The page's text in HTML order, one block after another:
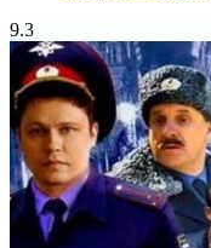
9.3